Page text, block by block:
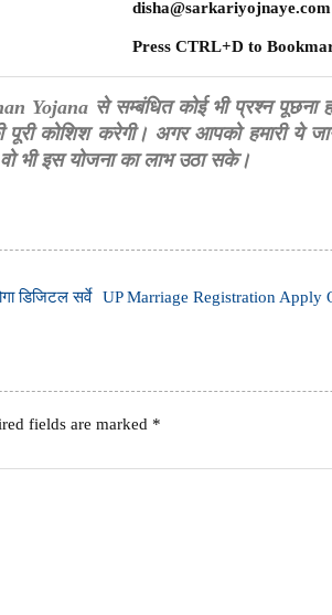
disha@sarkariyojnaye.com
Press CTRL+D to
Yojana से सम्बंधित कोई भी प्रश्न पूछना
कोशिश करेगी। अगर आपको हमारी ये
भी इस योजना का लाभ उठा सके।
डिजिटल सर्वे UP Marriage Registration Apply
fields are marked *